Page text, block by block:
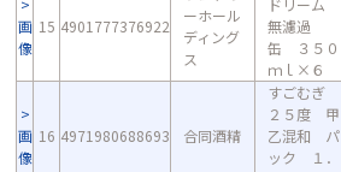
画
像
15 4901777376922
ーホール
ディング
ス
ドリーム
無濾過
缶 ３５０
ｍｌ×６
画
像
16 4971980688693 合同酒精
すごむぎ
２５度 甲
乙混和 パ
ック １．